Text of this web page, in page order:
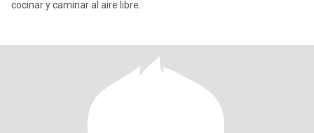
cocinar y caminar al aire libre.